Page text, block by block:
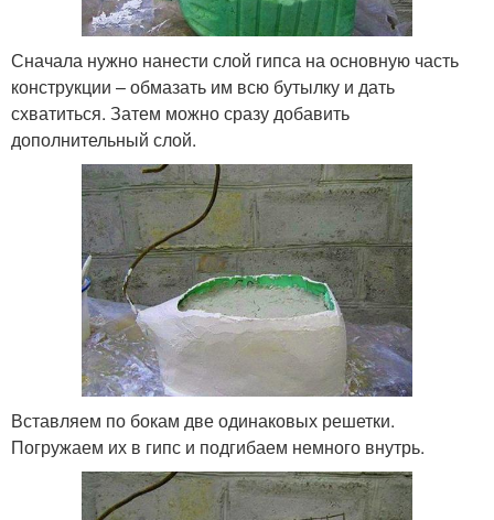
Сначала нужно нанести слой гипса на основную часть
конструкции – обмазать им всю бутылку и дать
схватиться. Затем можно сразу добавить
дополнительный слой.
Вставляем по бокам две одинаковых решетки.
Погружаем их в гипс и подгибаем немного внутрь.